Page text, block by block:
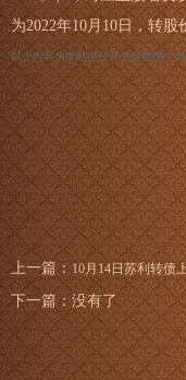
为2022年10月10日，转股
以上内容为本站据公开信息整理，
上一篇： 10月14日苏利转债
下一篇：没有了